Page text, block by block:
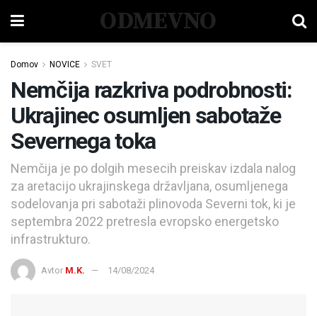
ODMEVNO
Domov NOVICE SVET
Nemčija razkriva podrobnosti:
Ukrajinec osumljen sabotaže
Severnega toka
Nemčija je po dolgih mesecih preiskav izdala nalog
za aretacijo ukrajinskega državljana, osumljenega
sodelovanja pri sabotaži plinovoda Severni tok, ki je
septembra 2022 pretresla evropsko energetsko
infrastrukturo.
Avtor M.K. 14/08/2024